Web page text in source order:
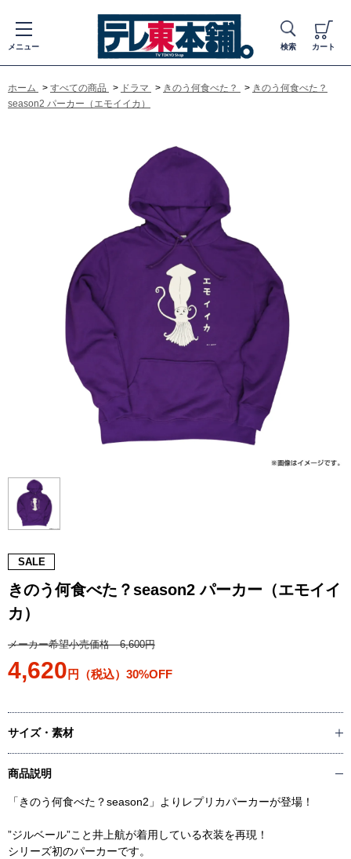
メニュー 検索 カート
ホーム > すべての商品 > ドラマ > きのう何食べた？ > きのう何食べた？
season2 パーカー（エモイイカ）
SALE
きのう何食べた？season2 パーカー（エモイイ
カ）
メーカー希望小売価格 6,600円
4,620 円（税込）30%OFF
サイズ・素材
商品説明
「きのう何食べた？season2」よりレプリカパーカーが登場！
”ジルベール”こと井上航が着用している衣装を再現！
シリーズ初のパーカーです。